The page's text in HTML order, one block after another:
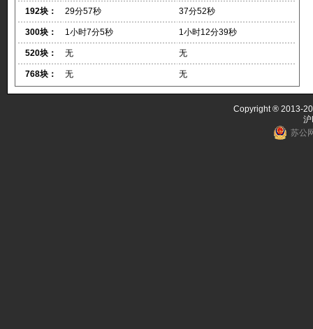
192块： 29分57秒 37分52秒
300块： 1小时7分5秒 1小时12分39秒
520块： 无 无
768块： 无 无
Copyright ® 2013-
苏公